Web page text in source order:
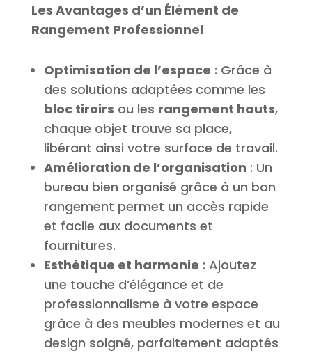
Les Avantages d’un Élément de
Rangement Professionnel
Optimisation de l’espace : Grâce à
des solutions adaptées comme les
bloc tiroirs ou les rangement hauts,
chaque objet trouve sa place,
libérant ainsi votre surface de travail.
Amélioration de l’organisation : Un
bureau bien organisé grâce à un bon
rangement permet un accès rapide
et facile aux documents et
fournitures.
Esthétique et harmonie : Ajoutez
une touche d’élégance et de
professionnalisme à votre espace
grâce à des meubles modernes et au
design soigné, parfaitement adaptés